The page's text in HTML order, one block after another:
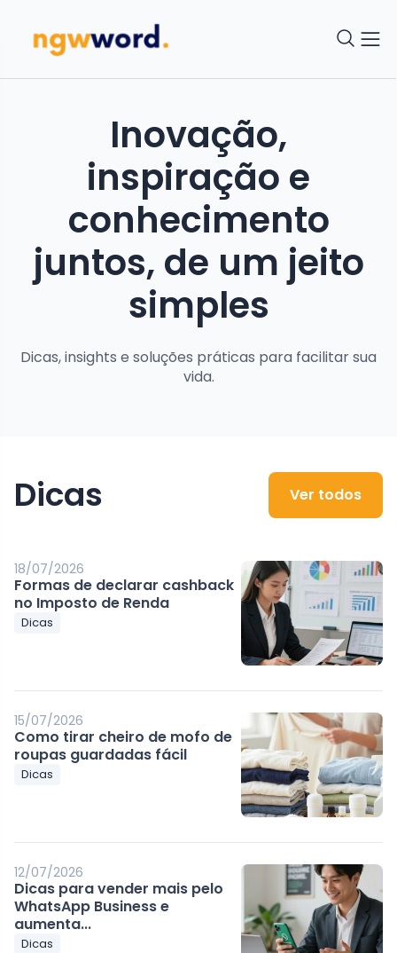
Inovação,
inspiração e
conhecimento
juntos, de um jeito
simples
Dicas, insights e soluções práticas para facilitar sua
vida.
Dicas Ver todos
18/07/2026
Formas de declarar cashback
no Imposto de Renda
Dicas
15/07/2026
Como tirar cheiro de mofo de
roupas guardadas fácil
Dicas
12/07/2026
Dicas para vender mais pelo
WhatsApp Business e
aumenta...
Dicas